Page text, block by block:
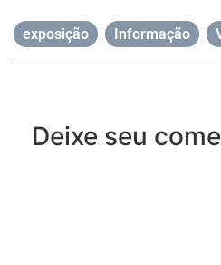
exposição Informação
Deixe seu